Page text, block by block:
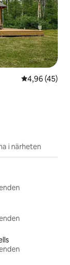
4,96 av 5 i
4,96 (45)
i närheten